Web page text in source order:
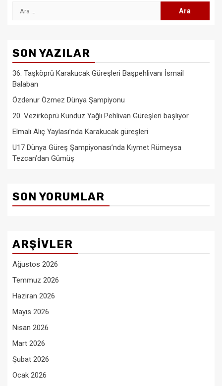
Arama:
SON YAZILAR
36. Taşköprü Karakucak Güreşleri Başpehlivanı İsmail
Balaban
Özdenur Özmez Dünya Şampiyonu
20. Vezirköprü Kunduz Yağlı Pehlivan Güreşleri başlıyor
Elmalı Alıç Yaylası’nda Karakucak güreşleri
U17 Dünya Güreş Şampiyonası’nda Kıymet Rümeysa
Tezcan’dan Gümüş
SON YORUMLAR
ARŞIVLER
Ağustos 2026
Temmuz 2026
Haziran 2026
Mayıs 2026
Nisan 2026
Mart 2026
Şubat 2026
Ocak 2026